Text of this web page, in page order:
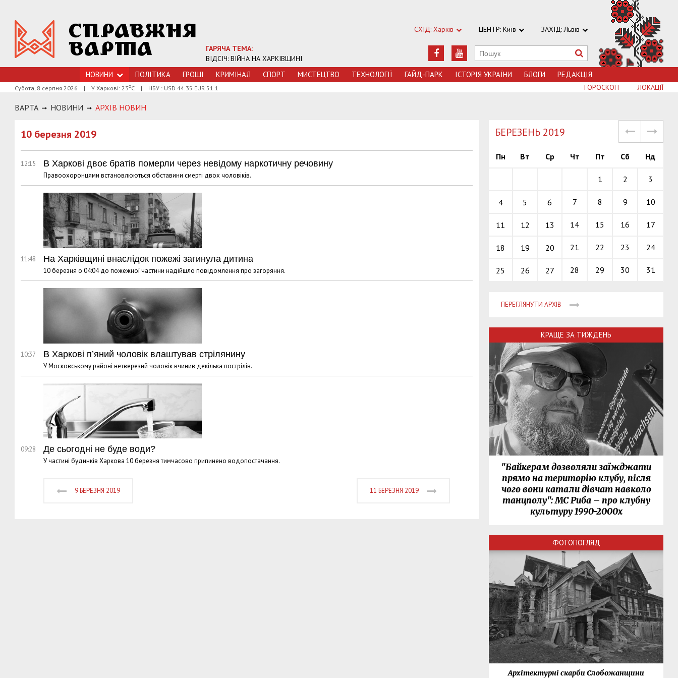
ГАРЯЧА ТЕМА:
ВІДСІЧ: ВІЙНА НА ХАРКІВЩИНІ
СХІД: Харків ЦЕНТР: Київ ЗАХІД: Львів
НОВИНИ ПОЛІТИКА ГРОШI КРИМIНАЛ СПОРТ МИСТЕЦТВО ТЕХНОЛОГIЇ ГАЙД-ПАРК ІСТОРІЯ УКРАЇНИ БЛОГИ РЕДАКЦІЯ
Субота, 8 серпня 2026 | У Харкові: 23оС | НБУ : USD 44.35 EUR 51.1 ЛОКАЦІЇ
ГОРОСКОП
ВАРТА НОВИНИ АРХIВ НОВИН
10 березня 2019
12:15 В Харкові двоє братів померли через невідому наркотичну речовину
Правоохоронцями встановлюються обставини смерті двох чоловіків.
11:48 На Харківщині внаслідок пожежі загинула дитина
10 березня о 04:04 до пожежної частини надійшло повідомлення про загоряння.
10:37 В Харкові п’яний чоловік влаштував стрілянину
У Московському районі нетверезий чоловік вчинив декілька пострілів.
09:28 Де сьогодні не буде води?
У частині будинків Харкова 10 березня тимчасово припинено водопостачання.
9 БЕРЕЗНЯ 2019 11 БЕРЕЗНЯ 2019
БЕРЕЗЕНЬ 2019
Пн Вт Ср Чт Пт Сб Нд
1 2 3
4 5 6 7 8 9 10
11 12 13 14 15 16 17
18 19 20 21 22 23 24
25 26 27 28 29 30 31
ПЕРЕГЛЯНУТИ АРХІВ
КРАЩЕ ЗА ТИЖДЕНЬ
"Байкерам дозволяли заїжджати
прямо на територію клубу, після
чого вони катали дівчат навколо
танцполу": МС Риба – про клубну
культуру 1990-2000х
ФОТОПОГЛЯД
Архітектурні скарби Слобожанщини